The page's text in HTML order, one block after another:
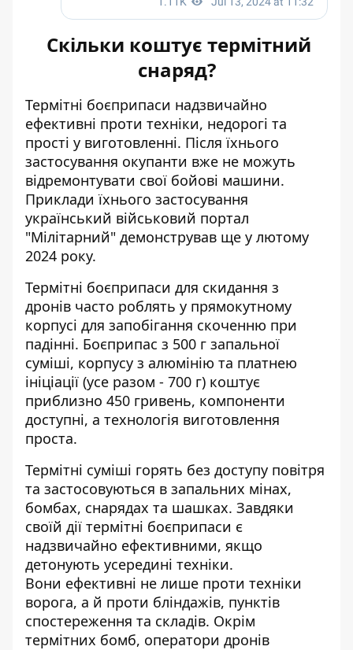
Скільки коштує термітний
снаряд?
Термітні боєприпаси надзвичайно
ефективні проти техніки, недорогі та
прості у виготовленні. Після їхнього
застосування окупанти вже не можуть
відремонтувати свої бойові машини.
Приклади їхнього застосування
український військовий портал
"Мілітарний" демонстрував ще у лютому
2024 року.
Термітні боєприпаси для скидання з
дронів часто роблять у прямокутному
корпусі для запобігання скоченню при
падінні. Боєприпас з 500 г запальної
суміші, корпусу з алюмінію та платнею
ініціації (усе разом - 700 г) коштує
приблизно 450 гривень, компоненти
доступні, а технологія виготовлення
проста.
Термітні суміші горять без доступу повітря
та застосовуються в запальних мінах,
бомбах, снарядах та шашках. Завдяки
своїй дії термітні боєприпаси є
надзвичайно ефективними, якщо
детонують усередині техніки.
Вони ефективні не лише проти техніки
ворога, а й проти бліндажів, пунктів
спостереження та складів. Окрім
термітних бомб, оператори дронів